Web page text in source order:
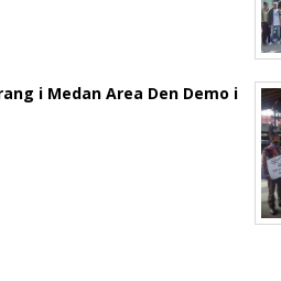
i Medan Area Den Demo i